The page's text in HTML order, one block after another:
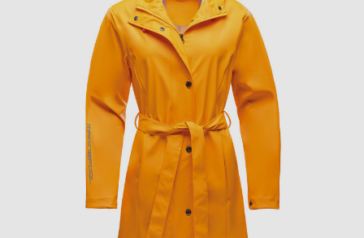
Bildergalerie
Bildergalerie